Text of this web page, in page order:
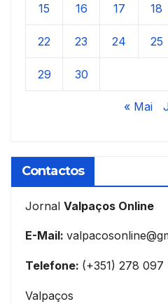
15 16 17 18
22 23 24 25
29 30
« Mai
Contactos
Jornal Valpaços Online
E-Mail:
Telefone: (+351) 278 097
Valpaços